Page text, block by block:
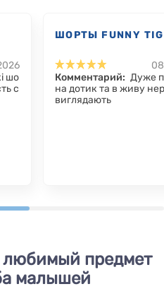
шо
с
ШОРТЫ FUNNY
Комментарий: Дуже
на дотик та в живу
виглядають
предмет
малышей